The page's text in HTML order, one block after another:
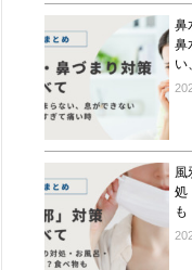
鼻
鼻
い
風
処
も